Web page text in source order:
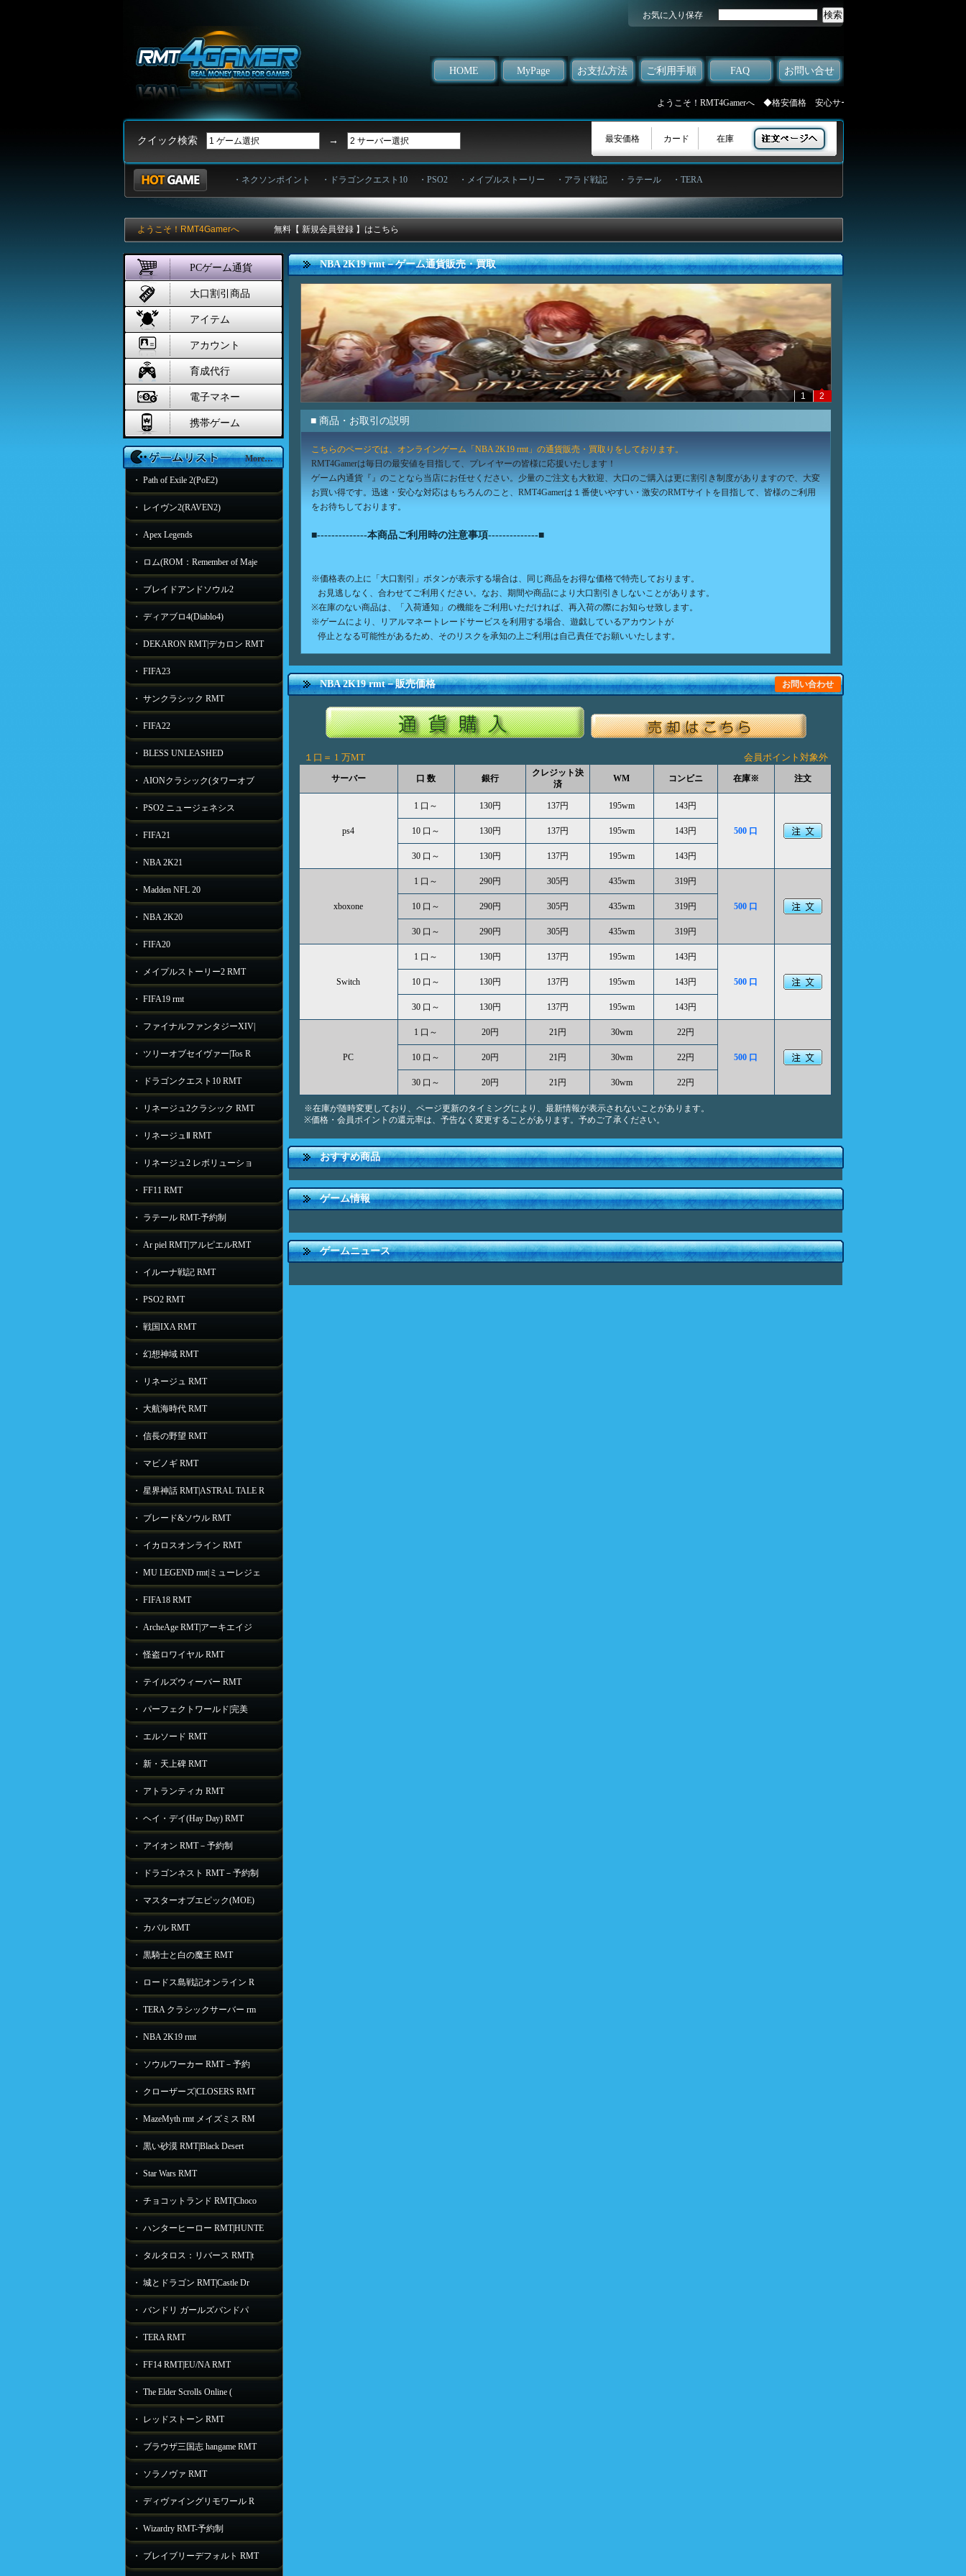
お気に入り保存
お問い合せ
FAQ
ご利用手順
お支払方法
MyPage
HOME
ようこそ！RMT4Gamerへ ◆格安価格 安心サービス ◆更に会員様にポイント還元
クイック検索 → 最安価格 カード 在庫
・ネクソンポイント ・ドラゴンクエスト10 ・PSO2 ・メイプルストーリー ・アラド戦記 ・ラテール ・TERA
ようこそ！RMT4Gamerへ 無料【 新規会員登録 】はこちら
PCゲーム通貨
大口割引商品
アイテム
アカウント
育成代行
電子マネー
携帯ゲーム
More…
・ Path of Exile 2(PoE2)
・ レイヴン2(RAVEN2)
・ Apex Legends
・ ロム(ROM：Remember of Maje
・ ブレイドアンドソウル2
・ ディアブロ4(Diablo4)
・ DEKARON RMT|デカロン RMT
・ FIFA23
・ サンクラシック RMT
・ FIFA22
・ BLESS UNLEASHED
・ AIONクラシック(タワーオブ
・ PSO2 ニュージェネシス
・ FIFA21
・ NBA 2K21
・ Madden NFL 20
・ NBA 2K20
・ FIFA20
・ メイプルストーリー2 RMT
・ FIFA19 rmt
・ ファイナルファンタジーXIV|
・ ツリーオブセイヴァー|Tos R
・ ドラゴンクエスト10 RMT
・ リネージュ2クラシック RMT
・ リネージュⅡ RMT
・ リネージュ2 レボリューショ
・ FF11 RMT
・ ラテール RMT-予約制
・ Ar piel RMT|アルピエルRMT
・ イルーナ戦記 RMT
・ PSO2 RMT
・ 戦国IXA RMT
・ 幻想神域 RMT
・ リネージュ RMT
・ 大航海時代 RMT
・ 信長の野望 RMT
・ マビノギ RMT
・ 星界神話 RMT|ASTRAL TALE R
・ ブレード&ソウル RMT
・ イカロスオンライン RMT
・ MU LEGEND rmt|ミューレジェ
・ FIFA18 RMT
・ ArcheAge RMT|アーキエイジ
・ 怪盗ロワイヤル RMT
・ テイルズウィーバー RMT
・ パーフェクトワールド|完美
・ エルソード RMT
・ 新・天上碑 RMT
・ アトランティカ RMT
・ ヘイ・デイ(Hay Day) RMT
・ アイオン RMT－予約制
・ ドラゴンネスト RMT－予約制
・ マスターオブエピック(MOE)
・ カバル RMT
・ 黒騎士と白の魔王 RMT
・ ロードス島戦記オンライン R
・ TERA クラシックサーバー rm
・ NBA 2K19 rmt
・ ソウルワーカー RMT－予約
・ クローザーズ|CLOSERS RMT
・ MazeMyth rmt メイズミス RM
・ 黒い砂漠 RMT|Black Desert
・ Star Wars RMT
・ チョコットランド RMT|Choco
・ ハンターヒーロー RMT|HUNTE
・ タルタロス：リバース RMT|t
・ 城とドラゴン RMT|Castle Dr
・ バンドリ ガールズバンドパ
・ TERA RMT
・ FF14 RMT|EU/NA RMT
・ The Elder Scrolls Online (
・ レッドストーン RMT
・ ブラウザ三国志 hangame RMT
・ ソラノヴァ RMT
・ ディヴァイングリモワール R
・ Wizardry RMT-予約制
・ ブレイブリーデフォルト RMT
NBA 2K19 rmt－ゲーム通貨販売・買取
1 2
■ 商品・お取引の説明
こちらのページでは、オンラインゲーム「NBA 2K19 rmt」の通貨販売・買取りをしております。
RMT4Gamerは毎日の最安値を目指して、プレイヤーの皆様に応援いたします！
ゲーム内通貨『』のことなら当店にお任せください。少量のご注文も大歓迎、大口のご購入は更に割引き制度がありますので、大変
お買い得です。迅速・安心な対応はもちろんのこと、RMT4Gamerは１番使いやすい・激安のRMTサイトを目指して、皆様のご利用
をお待ちしております。
■--------------本商品ご利用時の注意事項--------------■
※価格表の上に「大口割引」ボタンが表示する場合は、同じ商品をお得な価格で特売しております。
お見逃しなく、合わせてご利用ください。なお、期間や商品により大口割引きしないことがあります。
※在庫のない商品は、「入荷通知」の機能をご利用いただければ、再入荷の際にお知らせ致します。
※ゲームにより、リアルマネートレードサービスを利用する場合、遊戯しているアカウントが
停止となる可能性があるため、そのリスクを承知の上ご利用は自己責任でお願いいたします。
お問い合わせ
NBA 2K19 rmt－販売価格
１口＝ 1 万MT 会員ポイント対象外
サーバー 口 数 銀行
クレジット決
済
WM コンビニ 在庫※ 注文
ps4
1 口～ 130円 137円 195wm 143円
500 口
10 口～ 130円 137円 195wm 143円
30 口～ 130円 137円 195wm 143円
xboxone
1 口～ 290円 305円 435wm 319円
500 口
10 口～ 290円 305円 435wm 319円
30 口～ 290円 305円 435wm 319円
Switch
1 口～ 130円 137円 195wm 143円
500 口
10 口～ 130円 137円 195wm 143円
30 口～ 130円 137円 195wm 143円
PC
1 口～ 20円 21円 30wm 22円
500 口
10 口～ 20円 21円 30wm 22円
30 口～ 20円 21円 30wm 22円
※在庫が随時変更しており、ページ更新のタイミングにより、最新情報が表示されないことがあります。
※価格・会員ポイントの還元率は、予告なく変更することがあります。予めご了承ください。
おすすめ商品
ゲーム情報
ゲームニュース